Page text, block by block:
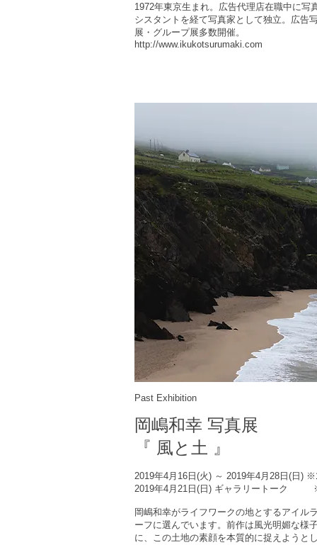
1972年東京生まれ。広告代理店在職中に
シスタントを経て写真家として独立。広告
展・グループ展多数開催。
http://www.ikukotsurumaki.com
Past Exhibition
岡嶋和幸 写真展
『 風と土 』
2019年4月16日(火) ～ 2019年4月28日(日) ※
2019年4月21日(日) ギャラリートーク
岡嶋和幸がライフワークの地とするアイル
ーフに選んでいます。前作は風光明媚な様
に、この土地の素顔を本質的に捉えようと